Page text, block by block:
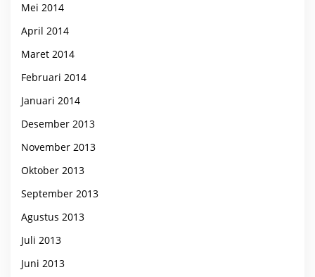
Mei 2014
April 2014
Maret 2014
Februari 2014
Januari 2014
Desember 2013
November 2013
Oktober 2013
September 2013
Agustus 2013
Juli 2013
Juni 2013